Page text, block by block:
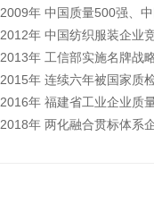
2009年 中国质量500强、
2012年 中国纺织服装企业
2013年 工信部实施名牌战
2015年 连续六年被国家质
2016年 福建省工业企业质
2018年 两化融合贯标体系